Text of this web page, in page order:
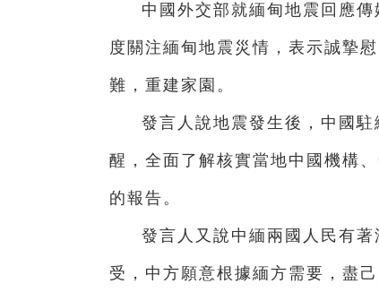
中國外交部就緬甸地震回應
度關注緬甸地震災情，表示誠摯
難，重建家園。
發言人說地震發生後，中國
醒，全面了解核實當地中國機構
的報告。
發言人又說中緬兩國人民有
受，中方願意根據緬方需要，盡